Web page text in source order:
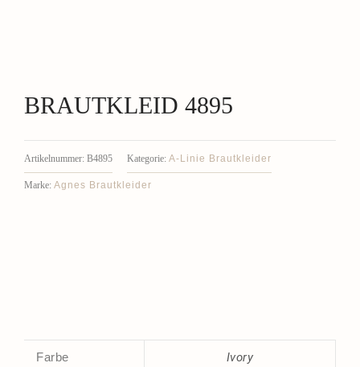
BRAUTKLEID 4895
Artikelnummer: B4895 Kategorie: A-Linie Brautkleider
Marke: Agnes Brautkleider
Farbe Ivory